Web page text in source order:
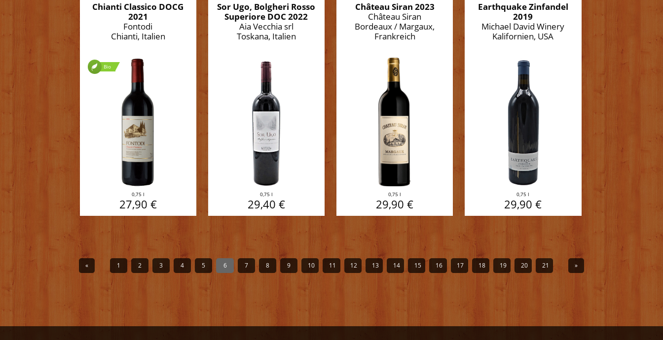
Chianti Classico DOCG
2021
Fontodi
Chianti, Italien
Bio
0,75 l
27,90 €
Sor Ugo, Bolgheri Rosso
Superiore DOC 2022
Aia Vecchia srl
Toskana, Italien
0,75 l
29,40 €
Château Siran 2023
Château Siran
Bordeaux / Margaux,
Frankreich
0,75 l
29,90 €
Earthquake Zinfandel
2019
Michael David Winery
Kalifornien, USA
0,75 l
29,90 €
« 1 2 3 4 5 6 7 8 9 10 11 12 13 14 15 16 17 18 19 20 21 »